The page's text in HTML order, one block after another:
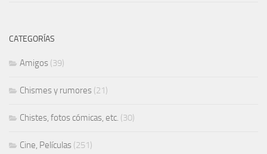
CATEGORÍAS
Amigos (39)
Chismes y rumores (21)
Chistes, fotos cómicas, etc. (30)
Cine, Películas (251)